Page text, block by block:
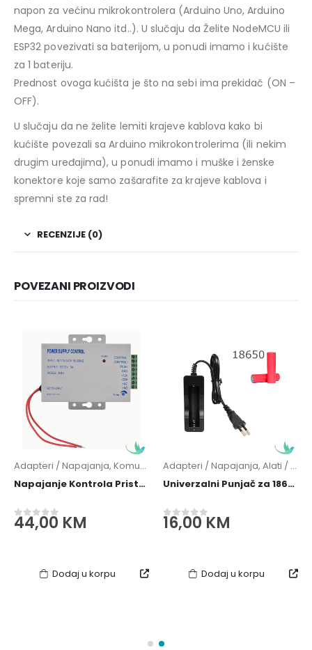
napon za većinu mikrokontrolera (Arduino Uno, Arduino
Mega, Arduino Nano itd..). U slučaju da Želite NodeMCU ili
ESP32 povezivati sa baterijom, u ponudi imamo i kućište
za 1 bateriju.
Prednost ovoga kućišta je što na sebi ima prekidač (ON –
OFF).
U slučaju da ne želite lemiti krajeve kablova kako bi
kućište povezali sa Arduino mikrokontrolerima (ili nekim
drugim uređajima), u ponudi imamo i muške i ženske
konektore koje samo zašarafite za krajeve kablova i
spremni ste za rad!
RECENZIJE (0)
POVEZANI PROIZVODI
KM.
Adapteri / Napajanja, Komunikacije ,Regulatori Napona
Napajanje Kontrola Pristupa RFID 220V 12V 3A
0 out of 5
44,00 KM
Dodaj u korpu
Adapteri / Napajanja, Alati / Instrumenti
Univerzalni Punjač za 18650 i 14500 Baterije - 4.2V 1000mAh
out of 5
16,00 KM
Dodaj u korpu